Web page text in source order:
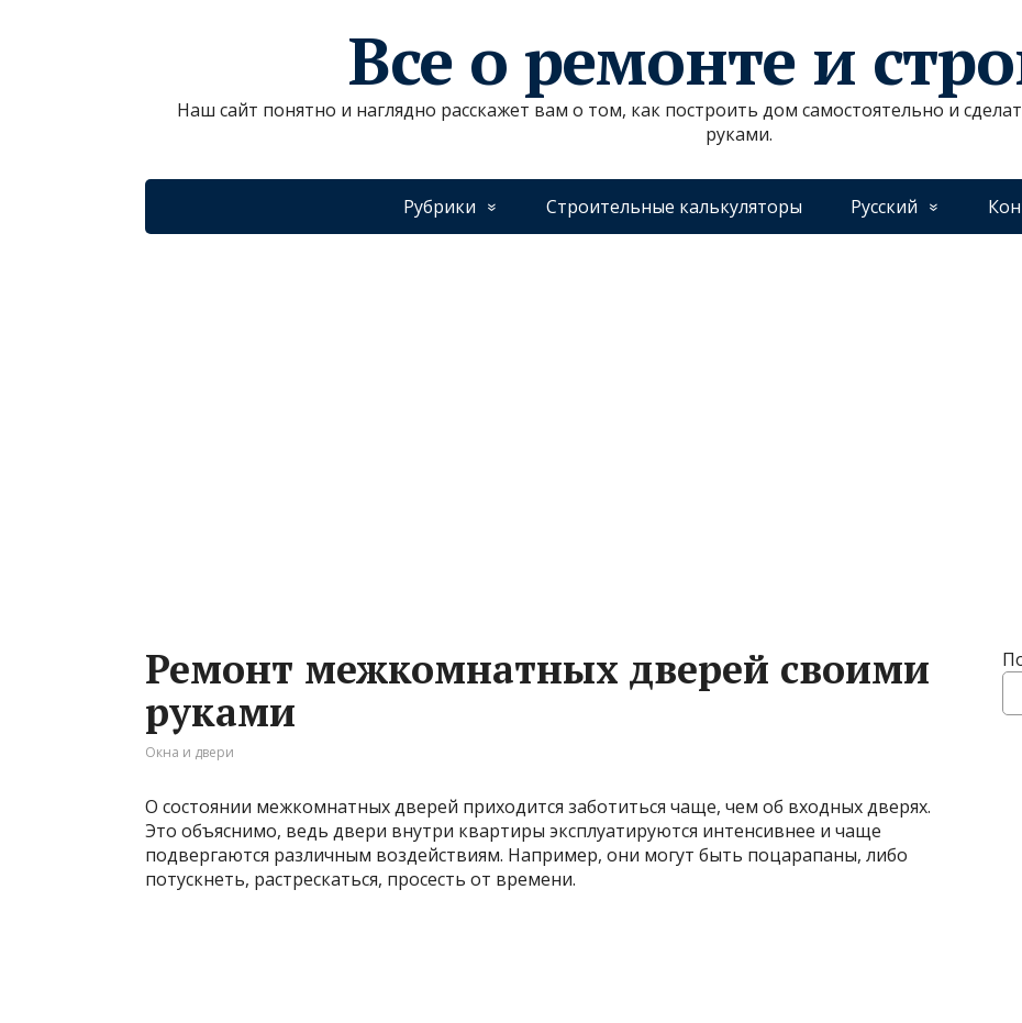
Все о ремонте и
Наш сайт понятно и наглядно расскажет вам о том, как построить дом самостоятельно и
руками.
Рубрики Строительные калькуляторы Русский
Ремонт межкомнатных дверей своими
руками
Окна и двери
О состоянии межкомнатных дверей приходится заботиться чаще, чем об входных дверях.
Это объяснимо, ведь двери внутри квартиры эксплуатируются интенсивнее и чаще
подвергаются различным воздействиям. Например, они могут быть поцарапаны, либо
потускнеть, растрескаться, просесть от времени.